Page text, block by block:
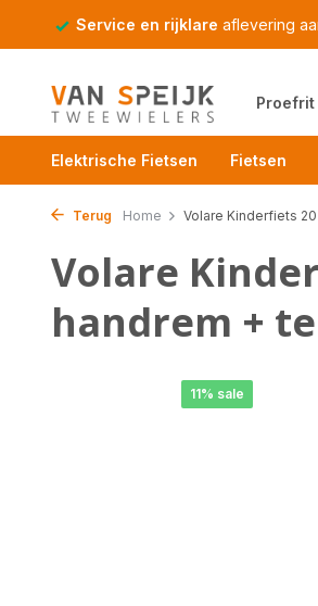
Service en rijklare aflevering
Proefrit
Elektrische Fietsen Fietsen
Terug Home Volare Kinderfiets
Volare
handrem +
11% sale